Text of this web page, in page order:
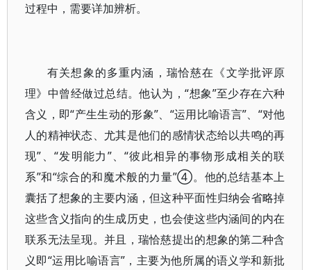
过程中，需要详加辨析。
有关想象的多重内涵，瑞恰慈在《文学批评原
理》中曾经做过总结。他认为，“想象”至少存在六种
含义，即“产生生动的形象”、“运用比喻语言”、“对他
人的精神状态、尤其是他们的感情状态给以共鸣的再
现”、“发明能力”、“彼此相异的事物形成相关的联
系”和“综合的和魔术般的力量”④。他的总结基本上
囊括了想象的主要内涵，但这种平面性归纳会省略掉
这些含义指向的生成历史，也会使这些内涵间的内在
联系无法呈现。并且，瑞恰慈提出的想象的第二种含
义即“运用比喻语言”，主要为他所属的语义学和新批